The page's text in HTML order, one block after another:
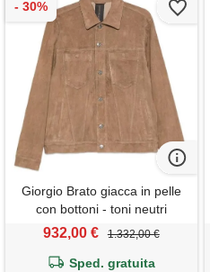
Giorgio Brato giacca in pelle
con bottoni - toni neutri
932,00 € 1.332,00 €
Sped. gratuita